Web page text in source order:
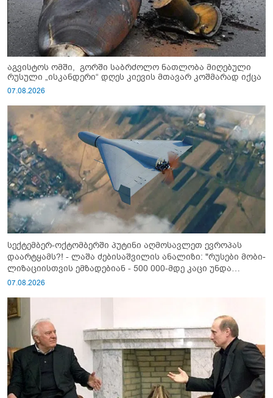
აგვისტოს ომში, გორში საბრძოლო ნათლობა მიღებული
რუსული „ისკანდერი“ დღეს კიევის მთავარ კოშმარად იქცა
07.08.2026
სექტემბერ-ოქტომბერში პუტინი აღმოსავლეთ ევროპას
დაარტყამს?! - ლაშა ძებისაშვილის ანალიზი: "რუსები მობი­
ლიზაციისთვის ემზადებიან - 500 000-მდე კაცი უნდა
გაიწვიონ ომში"
07.08.2026